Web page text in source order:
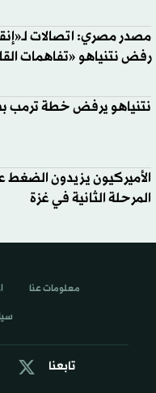
مصدر مصري: اتصالات
رفض نتنياهو «تفاهمات
نتنياهو يرفض خطة ترمب
الأميركيون يزيدون الضغط
المرحلة الثانية في غزة
تابعنا
معلومات عنا